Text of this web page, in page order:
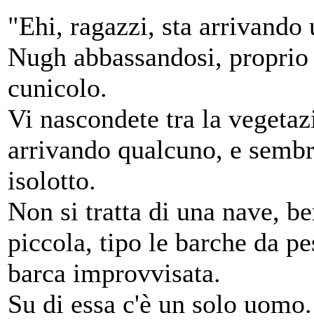
"Ehi, ragazzi, sta
Nugh abbassandosi,
cunicolo.
Vi nascondete tra la
arrivando qualcuno, e
isolotto.
Non si tratta di una nave,
piccola, tipo le barche da
barca improvvisata.
Su di essa c'è un solo uomo.